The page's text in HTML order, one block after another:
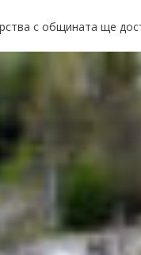
с общината ще